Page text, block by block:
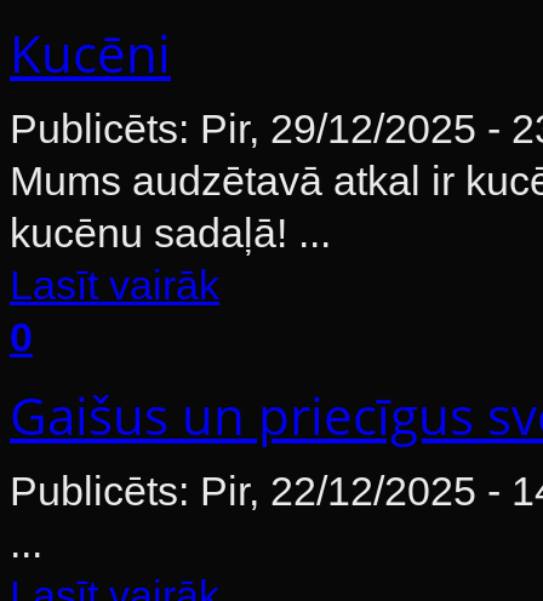
Kucēni
Publicēts: Pir, 29/12/2025 -
Mums audzētavā atkal ir
kucēnu sadaļā! ...
Lasīt vairāk
0
Gaišus un priecīgus
Publicēts: Pir, 22/12/2025 -
...